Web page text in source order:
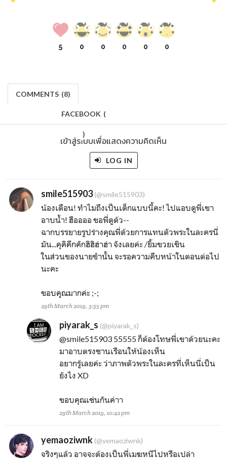
5 0 0 0 0 0
COMMENTS (8)
FACEBOOK (
)
เข้าสู่ระบบเพื่อแสดงความคิดเห็น
LOG IN
smile515903(@smile515903)
น้องเดือน! ทำไมถึงเป็นเด็กแบบนี้คะ! ไปแอบดูพี่เขา
อาบน้ำ! ฮืออออ ขอพี่ดูด้ว--
ฉากบรรยายรูปร่างคุณพี่ด้วยการแทนตัวพระในละครนี่
มัน...คุคิคึกคักฮิฮิฮ่าฮ่า จังเลยค่ะ /ยิ้มขวยเขิน
ในส่วนของนายขำนั้น จะรอความคืบหน้าในตอนต่อไป
นะคะ
ขอบคุุณมากค่ะ ;-;
29th March 2019, 3:55 pm
piyarak_s (@piyarak_s)
@smile51590355555 ก็ต้องโทษพี่เขาด้วยนะคะ
มาอาบตรงชานเรือนให้น้องเห็น
อยากรู้เลยค่ะ ว่าภาพตัวพระในละครที่เห็นนี่เป็น
ยังไง XD
ขอบคุณเช่นกันค่าา
29th March 2019, 10:42 pm
yemaoziwnk (@yemaoziwnk)
จริงๆแล้ว อาจจะต้องเป็นพี่เมฆหนีไปหรือเปล่า